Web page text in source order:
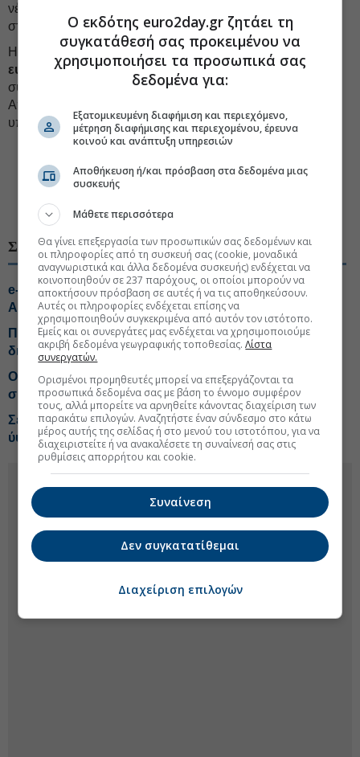
νέοι συνταξιούχοι, κυρίως του ιδιωτικού τομέα, εισέρχονται
στο σύστημα με αισθητά χαμηλότερες παροχές.
Η μέση κύρια σύνταξη διαμορφώθηκε τον Μάιο στα
ευρώ μεικτά, την ίδια στιγμή που περίπου 1,13 εκατ.
συνταξιούχοι λαμβάνουν κύρια σύνταξη έως 1.000 ευρώ.
Από αυτούς, σχεδόν 265.000 ζουν με σύνταξη που δεν
υπερβαίνει τα 500 ευρώ.
#ΕΦΚΑ #Πληρωμές αναδρομικών
#Συντάξεις πληρωμές
ΣΧΕΤΙΚΑ ΘΕΜΑΤΑ
e-ΕΦΚΑ: Την Παρασκευή καταβάλλεται το
Αδειοδωρόσημο Αυγούστου
Πληρωμές 140,9 εκατ. ευρώ σε σχεδόν 200.000
δικαιούχους από ΕΦΚΑ και ΔΥΠΑ
Οκτώ στους 10 ασφαλισμένους φοβούνται για τις
συντάξεις τους
Σε ποιους συνταξιούχους θα καταβληθούν αναδρομικά
ύψους €10,9 εκατ.
Ο εκδότης euro2day.gr ζητάει τη
συγκατάθεσή σας προκειμένου να
χρησιμοποιήσει τα προσωπικά σας
δεδομένα για:
Εξατομικευμένη διαφήμιση και περιεχόμενο,
μέτρηση διαφήμισης και περιεχομένου, έρευνα
κοινού και ανάπτυξη υπηρεσιών
Αποθήκευση ή/και πρόσβαση στα δεδομένα μιας
συσκευής
Μάθετε περισσότερα
Θα γίνει επεξεργασία των προσωπικών σας δεδομένων και
οι πληροφορίες από τη συσκευή σας (cookie, μοναδικά
αναγνωριστικά και άλλα δεδομένα συσκευής) ενδέχεται να
κοινοποιηθούν σε 237 παρόχους, οι οποίοι μπορούν να
αποκτήσουν πρόσβαση σε αυτές ή να τις αποθηκεύσουν.
Αυτές οι πληροφορίες ενδέχεται επίσης να
χρησιμοποιηθούν συγκεκριμένα από αυτόν τον ιστότοπο.
Εμείς και οι συνεργάτες μας ενδέχεται να χρησιμοποιούμε
ακριβή δεδομένα γεωγραφικής τοποθεσίας.Λίστα
συνεργατών.
Ορισμένοι προμηθευτές μπορεί να επεξεργάζονται τα
προσωπικά δεδομένα σας με βάση το έννομο συμφέρον
τους, αλλά μπορείτε να αρνηθείτε κάνοντας διαχείριση των
παρακάτω επιλογών. Αναζητήστε έναν σύνδεσμο στο κάτω
μέρος αυτής της σελίδας ή στο μενού του ιστοτόπου, για να
διαχειριστείτε ή να ανακαλέσετε τη συναίνεσή σας στις
ρυθμίσεις απορρήτου και cookie.
Συναίνεση
Δεν συγκατατίθεμαι
Διαχείριση επιλογών